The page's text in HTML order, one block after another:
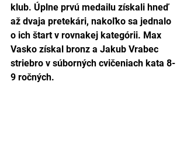
klub. Úplne prvú medailu získali hneď
až dvaja pretekári, nakoľko sa jednalo
o ich štart v rovnakej kategórii. Max
Vasko získal bronz a Jakub Vrabec
striebro v súborných cvičeniach kata 8-
9 ročných.